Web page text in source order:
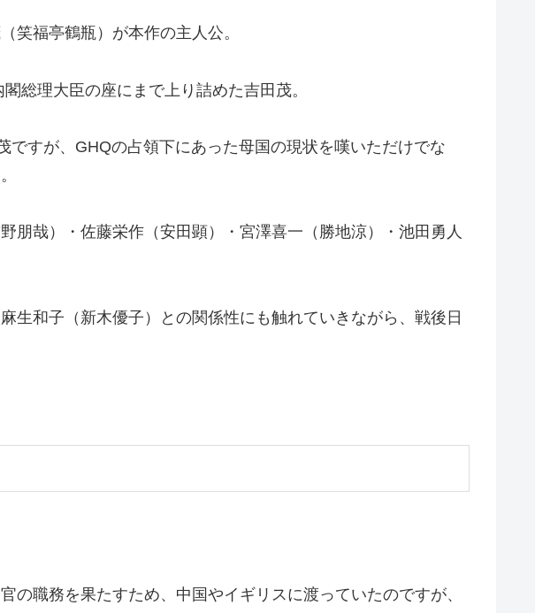
笑福亭鶴瓶）が本作の主人公。
総理大臣の座にまで上り詰めた吉田茂。
ですが、GHQの占領下にあった母国の現状を嘆いただけでな
朋哉）・佐藤栄作（安田顕）・宮澤喜一（勝地涼）・池田勇人
生和子（新木優子）との関係性にも触れていきながら、戦後日
職務を果たすため、中国やイギリスに渡っていたのですが、